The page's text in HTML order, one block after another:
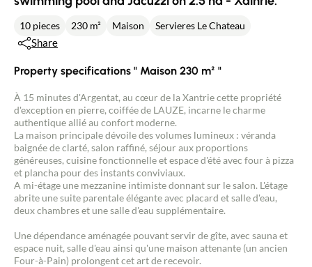
10 pieces 230 m² Maison Servieres Le Chateau
Share
Property specifications " Maison 230 m² "
À 15 minutes d'Argentat, au cœur de la Xantrie cette propriété
d'exception en pierre, coiffée de LAUZE, incarne le charme
authentique allié au confort moderne.
La maison principale dévoile des volumes lumineux : véranda
baignée de clarté, salon raffiné, séjour aux proportions
généreuses, cuisine fonctionnelle et espace d'été avec four à pizza
et plancha pour des instants conviviaux.
A mi-étage une mezzanine intimiste donnant sur le salon. L'étage
abrite une suite parentale élégante avec placard et salle d'eau,
deux chambres et une salle d'eau supplémentaire.
Une dépendance aménagée pouvant servir de gîte, avec sauna et
espace nuit, salle d'eau ainsi qu'une maison attenante (un ancien
Four-à-Pain) prolongent cet art de recevoir.